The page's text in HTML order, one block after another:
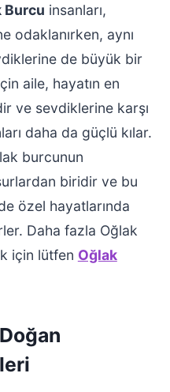
Burcu insanları,
odaklanırken, aynı
de büyük bir
aile, hayatın en
ve sevdiklerine karşı
daha da güçlü kılar.
burcunun
biridir ve bu
özel hayatlarında
Daha fazla Oğlak
için lütfen Oğlak